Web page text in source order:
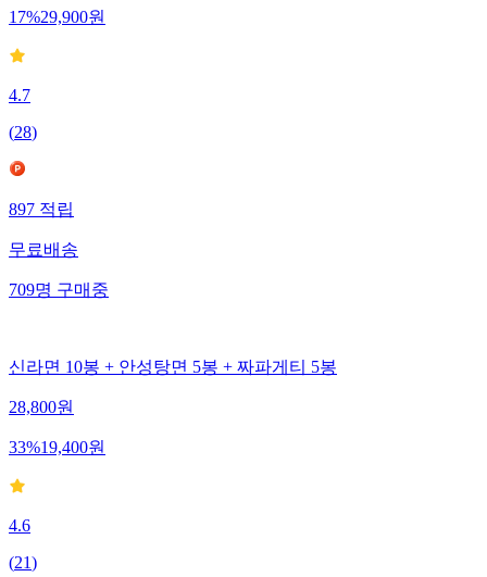
17%29,900원
4.7
(28)
897 적립
무료배송
709명 구매중
신라면 10봉 + 안성탕면 5봉 + 짜파게티 5봉
28,800원
33%19,400원
4.6
(21)